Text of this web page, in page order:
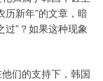
历新年”的文章，暗
过”？如果这种现象
们的支持下，韩国